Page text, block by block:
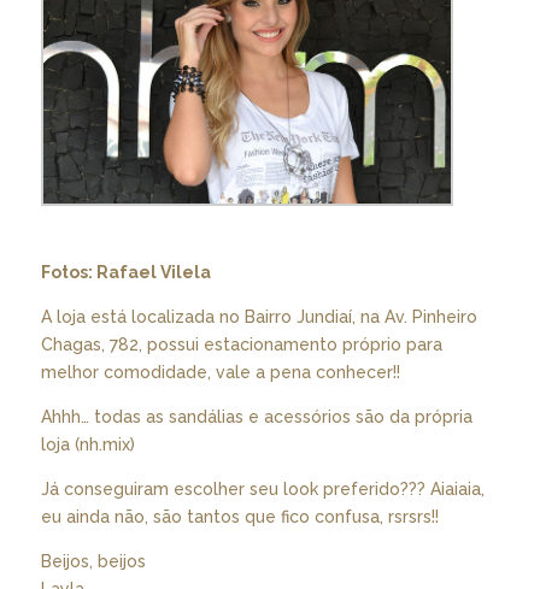
Fotos: Rafael Vilela
A loja está localizada no Bairro Jundiaí, na Av. Pinheiro
Chagas, 782, possui estacionamento próprio para
melhor comodidade, vale a pena conhecer!!
Ahhh… todas as sandálias e acessórios são da própria
loja (nh.mix)
Já conseguiram escolher seu look preferido??? Aiaiaia,
eu ainda não, são tantos que fico confusa, rsrsrs!!
Beijos, beijos